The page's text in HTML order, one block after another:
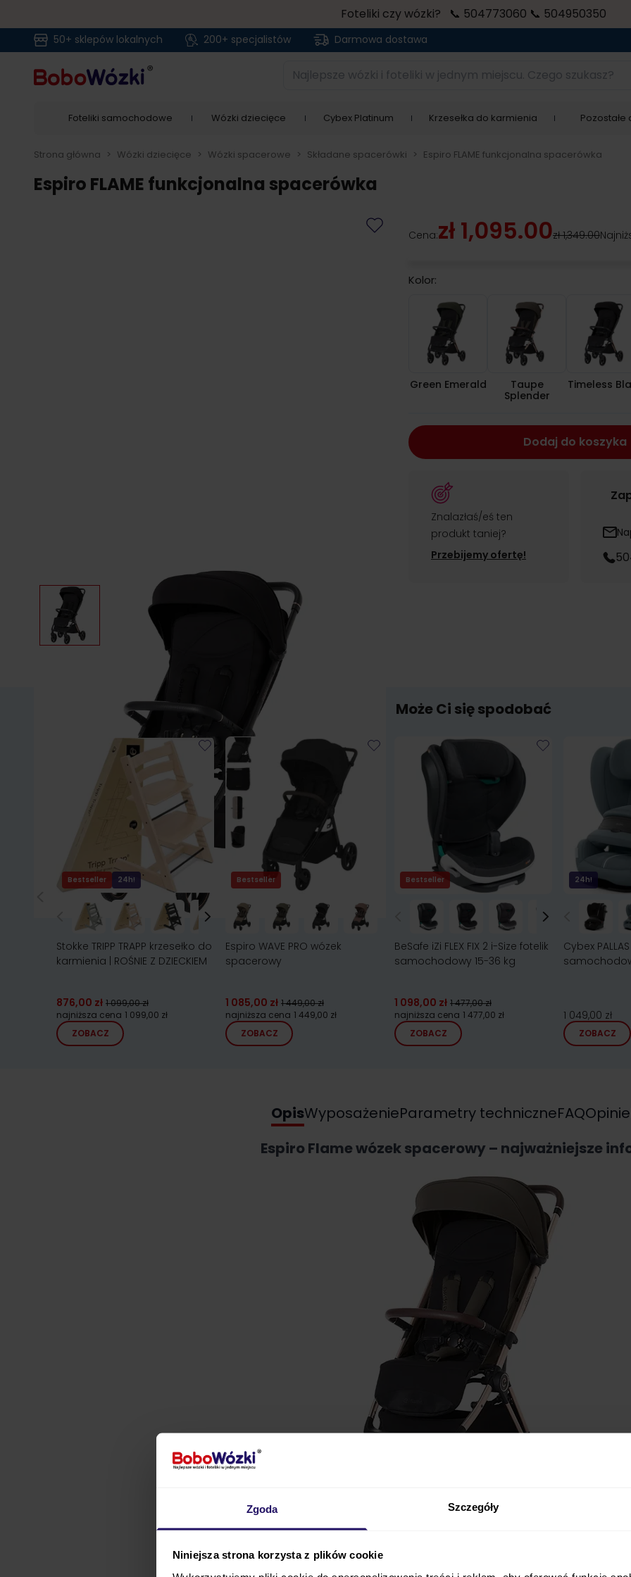
Zgoda Szczegóły
Niniejsza strona korzysta z plików cookie
Foteliki czy wózki? 📞 504773060 📞 504950350
50+ sklepów lokalnych 200+ specjalistów Darmowa dostawa
Najlepsze wózki i foteliki w jednym miejscu. Czego szukasz?
Foteliki samochodowe Wózki dziecięce Cybex Platinum Krzesełka do karmienia Pozostałe
Strona główna > Wózki dziecięce > Wózki spacerowe > Składane spacerówki > Espiro FLAME funkcjonalna spacerówka
Espiro FLAME funkcjonalna spacerówka
Cena:zł 1,095.00zł 1,349.00
Kolor:
Green Emerald
Green Emerald
Taupe Splender
Taupe
Splender
Timeless
Dodaj do koszyka
Znalazłaś/eś ten
produkt taniej?
Przebijemy ofertę!
Może Ci się spodobać
Bestseller 24h!
Stokke TRIPP TRAPP krzesełko do
karmienia | ROŚNIE Z DZIECKIEM
876,00 zł 1 099,00 zł
najniższa cena 1 099,00 zł
ZOBACZ
Bestseller
Espiro WAVE PRO wózek
spacerowy
1 085,00 zł 1 449,00 zł
najniższa cena 1 449,00 zł
ZOBACZ
Bestseller
BeSafe iZi FLEX FIX 2 i-Size fotelik
samochodowy 15-36 kg
1 098,00 zł 1 477,00 zł
najniższa cena 1 477,00 zł
ZOBACZ
24h!
Cybex
1 049,00 zł
ZOBACZ
Opis
Espiro Flame wózek spacerowy – najważniejsze
samodzielnie siedzieć, aż do osiągnięcia wagi 22 kg (maksymalne obciążenie:
WyposażenieParametry techniczneFAQOpinie